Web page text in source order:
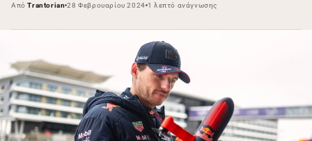
ΑπόTrantorian 28 Φεβρουαρίου 2024 1 λεπτό ανάγνωσης